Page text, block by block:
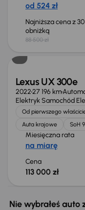
od 524 zł
Najniższa cena z
obniżką
88 500 zł
Możliwość
Lexus UX 300e
202227 196 km
Elektryk Samochód
Od pierwszego
Auta krajowe
SoH
Miesięczna rata
na miarę
Cena
113 000 zł
Nie wybrałeś